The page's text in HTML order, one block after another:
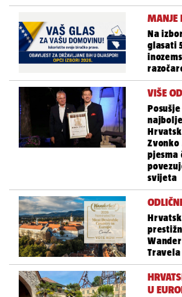
MANJE
Na
glasati
VIŠE
Zvonko
pjesma
svijeta
Travela
U